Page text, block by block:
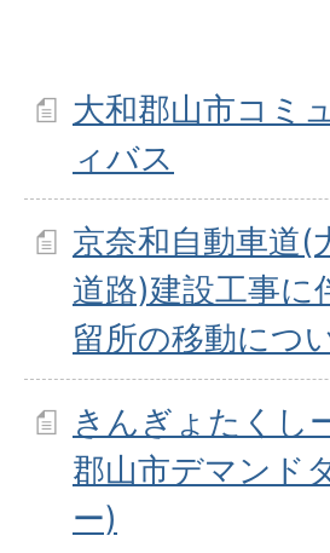
大和郡山市コミ
ィバス
京奈和自動車道(
道路)建設工事に
留所の移動につ
きんぎょたくし
郡山市デマンド
ー)